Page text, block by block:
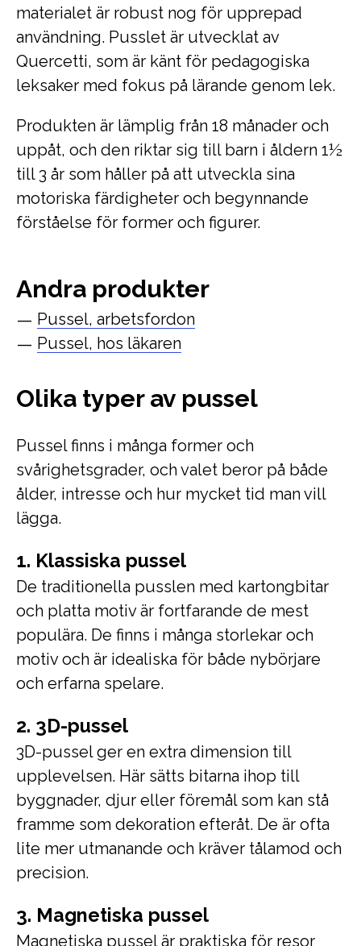
materialet är robust nog för upprepad
användning. Pusslet är utvecklat av
Quercetti, som är känt för pedagogiska
leksaker med fokus på lärande genom lek.
Produkten är lämplig från 18 månader och
uppåt, och den riktar sig till barn i åldern 1½
till 3 år som håller på att utveckla sina
motoriska färdigheter och begynnande
förståelse för former och figurer.
Andra produkter
Pussel, arbetsfordon
Pussel, hos läkaren
Olika typer av pussel
Pussel finns i många former och
svårighetsgrader, och valet beror på både
ålder, intresse och hur mycket tid man vill
lägga.
1. Klassiska pussel
De traditionella pusslen med kartongbitar
och platta motiv är fortfarande de mest
populära. De finns i många storlekar och
motiv och är idealiska för både nybörjare
och erfarna spelare.
2. 3D-pussel
3D-pussel ger en extra dimension till
upplevelsen. Här sätts bitarna ihop till
byggnader, djur eller föremål som kan stå
framme som dekoration efteråt. De är ofta
lite mer utmanande och kräver tålamod och
precision.
3. Magnetiska pussel
Magnetiska pussel är praktiska för resor